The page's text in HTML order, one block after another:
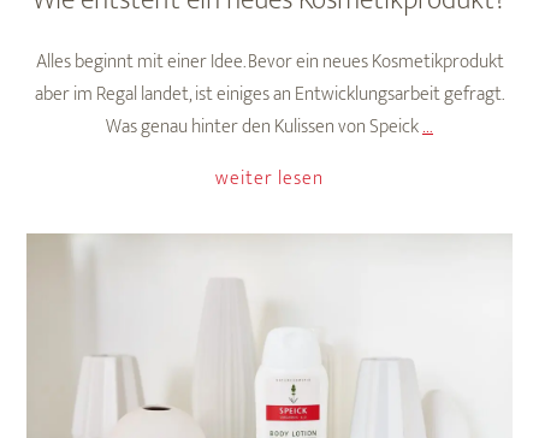
Alles beginnt mit einer Idee. Bevor ein neues Kosmetikprodukt
aber im Regal landet, ist einiges an Entwicklungsarbeit gefragt.
Was genau hinter den Kulissen von Speick…Wie
weiter lesen